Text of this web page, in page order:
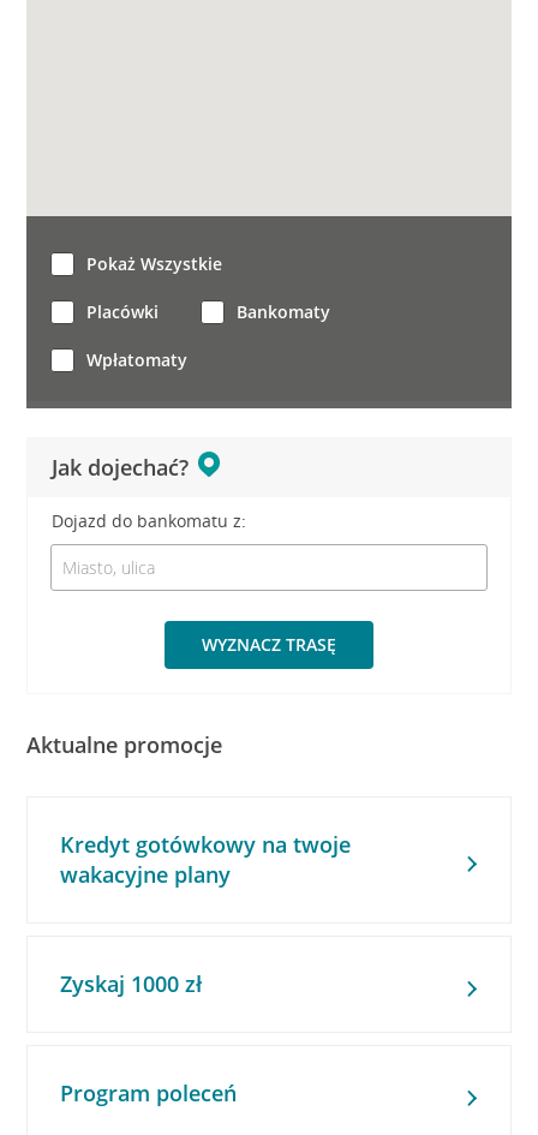
Jak dojechać?
Dojazd do bankomatu z:
WYZNACZ TRASĘ
Pokaż Wszystkie
Placówki Bankomaty
Wpłatomaty
Aktualne promocje
Kredyt gotówkowy na twoje
wakacyjne plany
Zyskaj 1000 zł
Program poleceń